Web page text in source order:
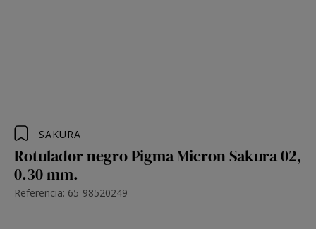
SAKURA
Rotulador negro Pigma Micron Sakura 02,
0.30 mm.
Referencia: 65-98520249